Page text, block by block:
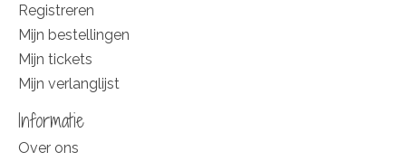
Registreren
Mijn bestellingen
Mijn tickets
Mijn verlanglijst
Informatie
Over ons